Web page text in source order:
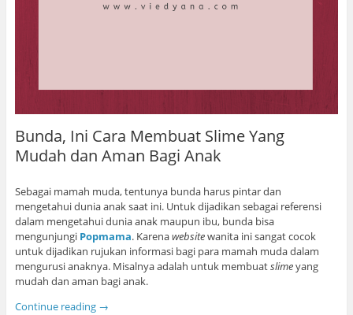
Bunda, Ini Cara Membuat Slime Yang
Mudah dan Aman Bagi Anak
Sebagai mamah muda, tentunya bunda harus pintar dan
mengetahui dunia anak saat ini. Untuk dijadikan sebagai referensi
dalam mengetahui dunia anak maupun ibu, bunda bisa
mengunjungi Popmama. Karenawebsitewanita ini sangat cocok
untuk dijadikan rujukan informasi bagi para mamah muda dalam
mengurusi anaknya. Misalnya adalah untuk membuatslimeyang
mudah dan aman bagi anak.
Continue reading →